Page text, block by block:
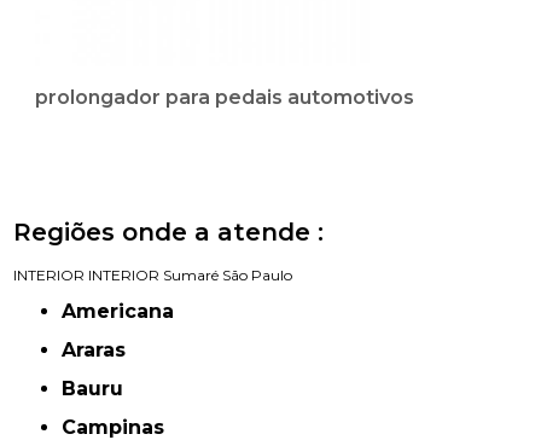
prolongador para pedais automotivos
Regiões onde a atende :
INTERIOR INTERIOR Sumaré São Paulo
Americana
Araras
Bauru
Campinas